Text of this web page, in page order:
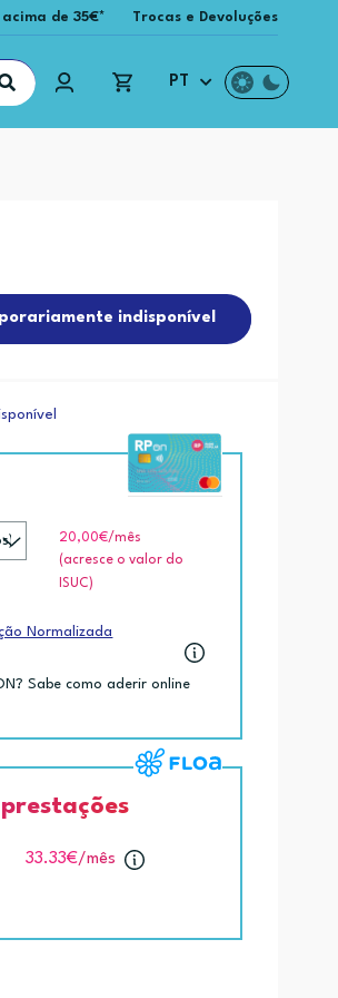
de 35€* Trocas e Devoluções
PT
indisponível
20,00€/mês
(acresce o valor do
ISUC)
Normalizada
Sabe como aderir online
33.33€/mês